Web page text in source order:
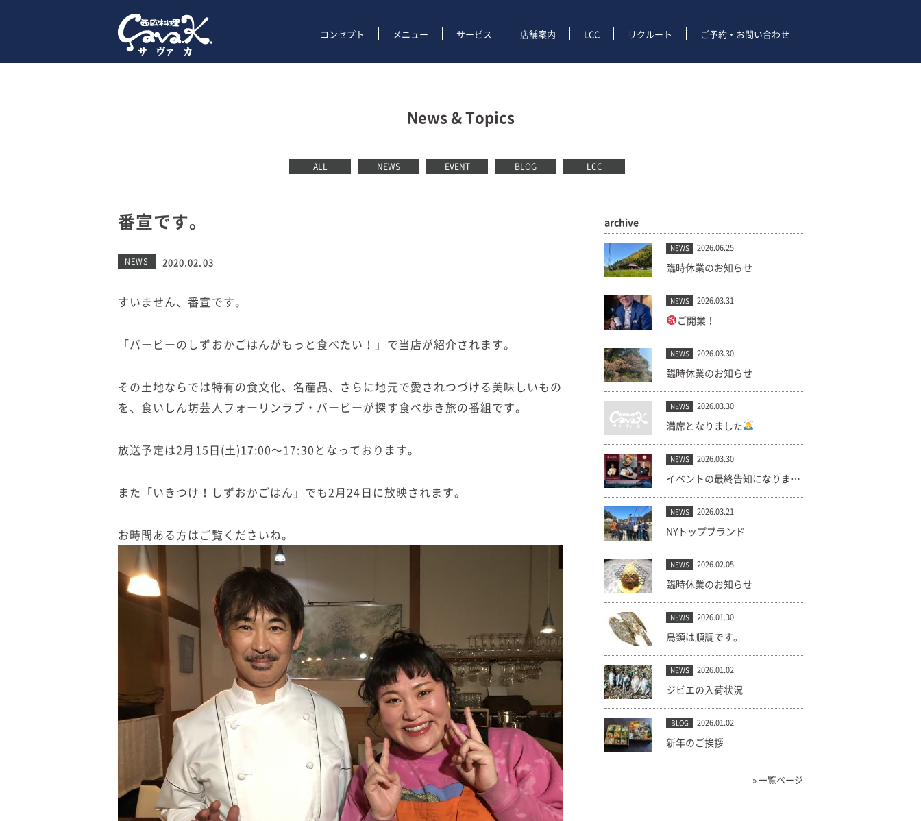
コンセプト メニュー サービス 店舗案内 LCC リクルート ご予約・お問い合わせ
News & Topics
ALL NEWS EVENT BLOG LCC
番宣です。
NEWS 2020.02.03
すいません、番宣です。
「バービーのしずおかごはんがもっと食べたい！」で当店が紹介されます。
その土地ならでは特有の食文化、名産品、さらに地元で愛されつづける美味しいもの
を、食いしん坊芸人フォーリンラブ・バービーが探す食べ歩き旅の番組です。
放送予定は2月 15 日(土)17:00〜17:30 となっております。
また「いきつけ！しずおかごはん」でも2月24 日に放映されます。
お時間ある方はご覧くださいね。
archive
NEWS 2026.06.25
臨時休業のお知らせ
NEWS 2026.03.31
ご開業！
NEWS 2026.03.30
臨時休業のお知らせ
NEWS 2026.03.30
満席となりました
NEWS 2026.03.30
イベントの最終告知になります。(キャンセル出ました！)
NEWS 2026.03.21
NYトップブランド
NEWS 2026.02.05
臨時休業のお知らせ
NEWS 2026.01.30
鳥類は順調です。
NEWS 2026.01.02
ジビエの入荷状況
BLOG 2026.01.02
新年のご挨拶
» 一覧ページ